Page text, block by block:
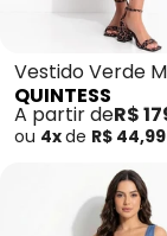
Vestido Verde
Tecido em
QUINTESS
A partir deR$
ou 4xde R$ 44,99